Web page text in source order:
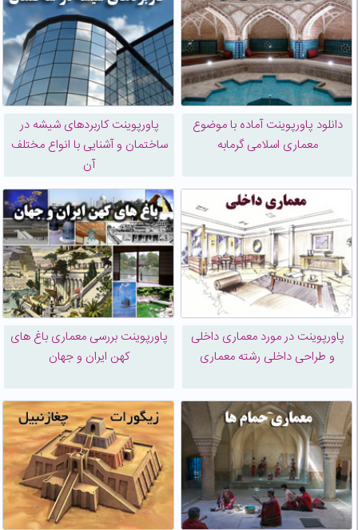
دانلود پاورپوینت آماده با موضوع
معماری اسلامی گرمابه
پاورپوینت کاربردهای شیشه در
ساختمان و آشنایی با انواع مختلف
آن
پاورپوینت در مورد معماری داخلی
و طراحی داخلی رشته معماری
پاورپوینت بررسی معماری باغ های
کهن ایران و جهان